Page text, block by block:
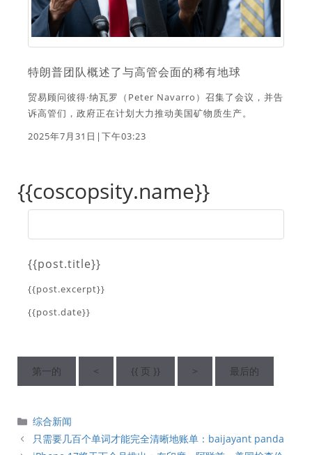
特朗普团队概述了与高管会面的稀有地球
贸易顾问彼得·纳瓦罗（Peter Navarro）召集了会议，并告
诉高管们，政府正在计划大力推动美国矿物质生产。
2025年7月31日|下午03:23
{{coscopsity.name}}
{{post.title}}
{{post.excerpt}}
{{post.date}}
第一的 < {{ 页 }} > 最后的
分
類
综合新闻
只需要几百个单词才能完全清晰地账单：baijayant panda